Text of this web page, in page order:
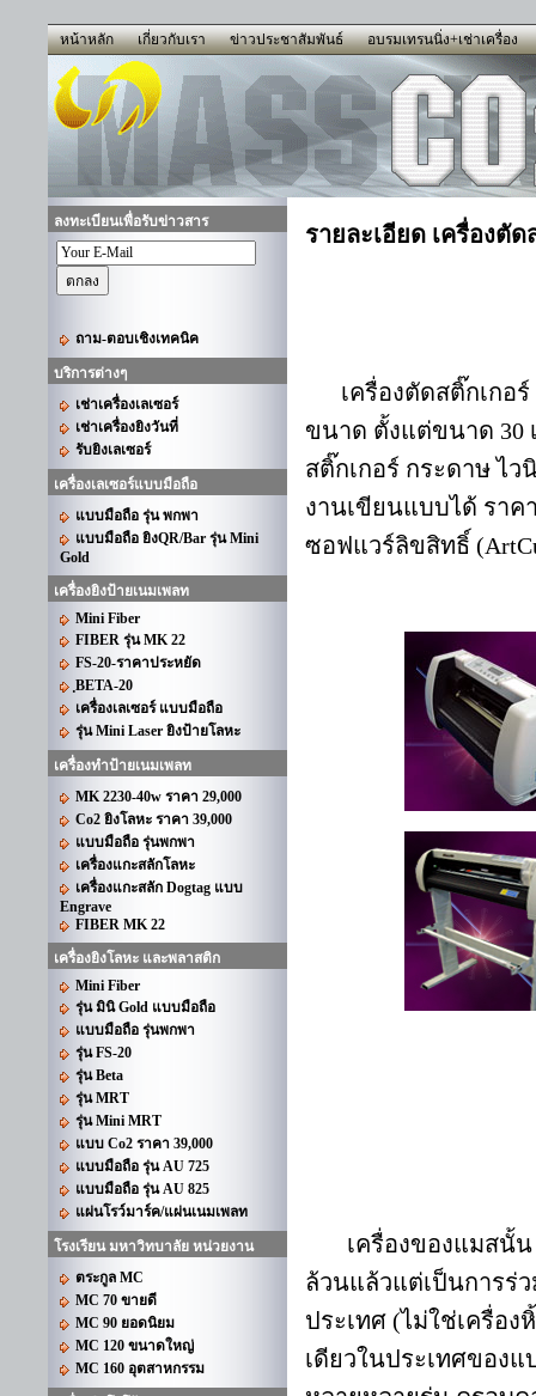
หน้าหลัก เกี่ยวกับเรา ข่าวประชาสัมพันธ์ อบรมเทรนนิ่ง+เช่าเครื่อง
ลงทะเบียนเพื่อรับข่าวสาร
ถาม-ตอบเชิงเทคนิค
บริการต่างๆ
เช่าเครื่องเลเซอร์
เช่าเครื่องยิงวันที่
รับยิงเลเซอร์
เครื่องเลเซอร์แบบมือถือ
แบบมือถือ รุ่น พกพา
แบบมือถือ ยิงQR/Bar รุ่น Mini
Gold
เครื่องยิงป้ายเนมเพลท
Mini Fiber
FIBER รุ่น MK 22
FS-20-ราคาประหยัด
ฺBETA-20
เครื่องเลเซอร์ แบบมือถือ
รุ่น Mini Laser ยิงป้ายโลหะ
เครื่องทำป้ายเนมเพลท
MK 2230-40w ราคา 29,000
Co2 ยิงโลหะ ราคา 39,000
แบบมือถือ รุ่นพกพา
เครื่องแกะสลักโลหะ
เครื่องแกะสลัก Dogtag แบบ
Engrave
FIBER MK 22
เครื่องยิงโลหะ และพลาสติก
Mini Fiber
รุ่น มินิ Gold แบบมือถือ
แบบมือถือ รุ่นพกพา
รุ่น FS-20
รุ่น Beta
รุ่น MRT
รุ่น Mini MRT
แบบ Co2 ราคา 39,000
แบบมือถือ รุ่น AU 725
แบบมือถือ รุ่น AU 825
แผ่นโรว์มาร์ค/แผ่นเนมเพลท
โรงเรียน มหาวิทบาลัย หน่วยงาน
ตระกูล MC
MC 70 ขายดี
MC 90 ยอดนิยม
MC 120 ขนาดใหญ่
MC 160 อุตสาหกรรม
รายละเอียด เครื่องตัด
เครื่องตัดสติ๊กเกอร์
ขนาด ตั้งแต่ขนาด 30
สติ๊กเกอร์ กระดาษ ไ
งานเขียนแบบได้ ราค
ซอฟแวร์ลิขสิทธิ์
เครื่องของแมสนั้น ไ
ล้วนแล้วแต่เป็นการร่
ประเทศ (ไม่ใช่เครื่อ
เดียวในประเทศของ